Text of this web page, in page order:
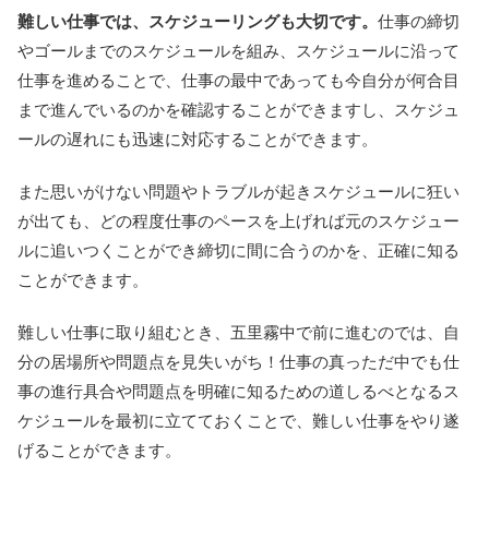
難しい仕事では、スケジューリングも大切です。 仕事の締切
やゴールまでのスケジュールを組み、スケジュールに沿って
仕事を進めることで、仕事の最中であっても今自分が何合目
まで進んでいるのかを確認することができますし、スケジュ
ールの遅れにも迅速に対応することができます。
また思いがけない問題やトラブルが起きスケジュールに狂い
が出ても、どの程度仕事のペースを上げれば元のスケジュー
ルに追いつくことができ締切に間に合うのかを、正確に知る
ことができます。
難しい仕事に取り組むとき、五里霧中で前に進むのでは、自
分の居場所や問題点を見失いがち！仕事の真っただ中でも仕
事の進行具合や問題点を明確に知るための道しるべとなるス
ケジュールを最初に立てておくことで、難しい仕事をやり遂
げることができます。